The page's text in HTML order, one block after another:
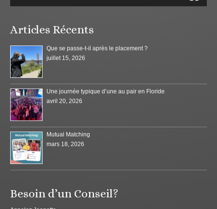
Articles Récents
Que se passe-t-il après le placement ?
juillet 15, 2026
Une journée typique d’une au pair en Floride
avril 20, 2026
Mutual Matching
mars 18, 2026
Besoin d’un Conseil?